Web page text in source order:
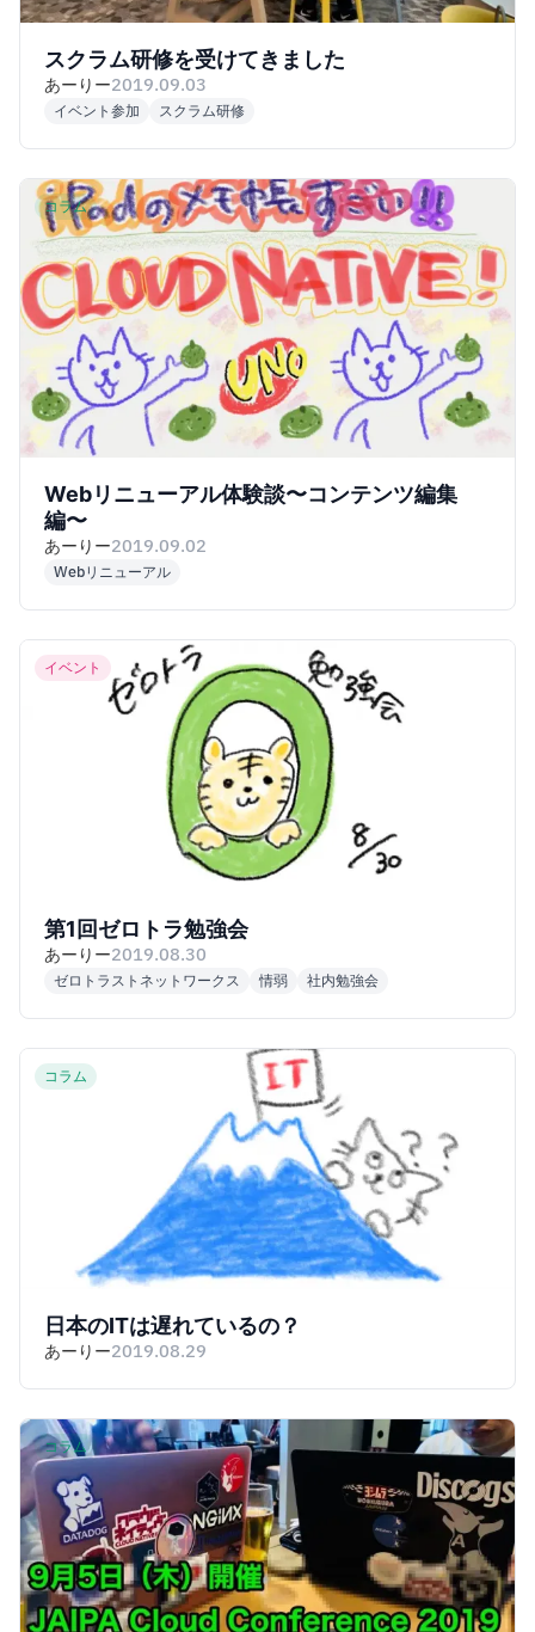
スクラム研修を受けてきました
あーりー2019.09.03
イベント参加 スクラム研修
コラム
Webリニューアル体験談〜コンテンツ編集
編〜
あーりー2019.09.02
Webリニューアル
イベント
第1回ゼロトラ勉強会
あーりー2019.08.30
ゼロトラストネットワークス 情弱 社内勉強会
コラム
日本のITは遅れているの？
あーりー2019.08.29
コラム